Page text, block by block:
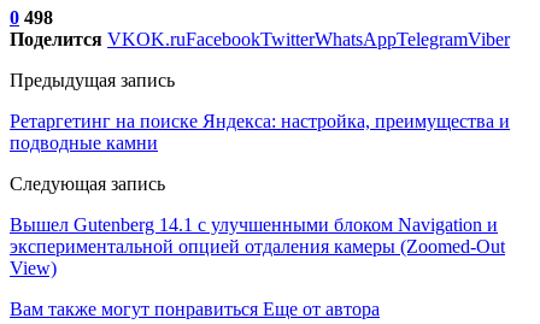
0 498
Поделится VKOK.ruFacebookTwitterWhatsAppTelegramViber
Предыдущая запись
Ретаргетинг на поиске Яндекса: настройка, преимущества и
подводные камни
Следующая запись
Вышел Gutenberg 14.1 с улучшенными блоком Navigation и
экспериментальной опцией отдаления камеры (Zoomed-Out
View)
Вам также могут понравиться Еще от автора